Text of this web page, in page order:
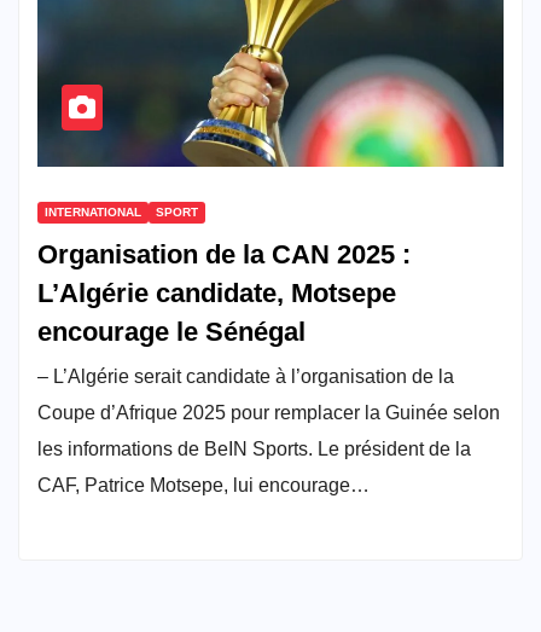
INTERNATIONAL SPORT
Organisation de la CAN 2025 :
L’Algérie candidate, Motsepe
encourage le Sénégal
– L’Algérie serait candidate à l’organisation de la
Coupe d’Afrique 2025 pour remplacer la Guinée selon
les informations de BeIN Sports. Le président de la
CAF, Patrice Motsepe, lui encourage…